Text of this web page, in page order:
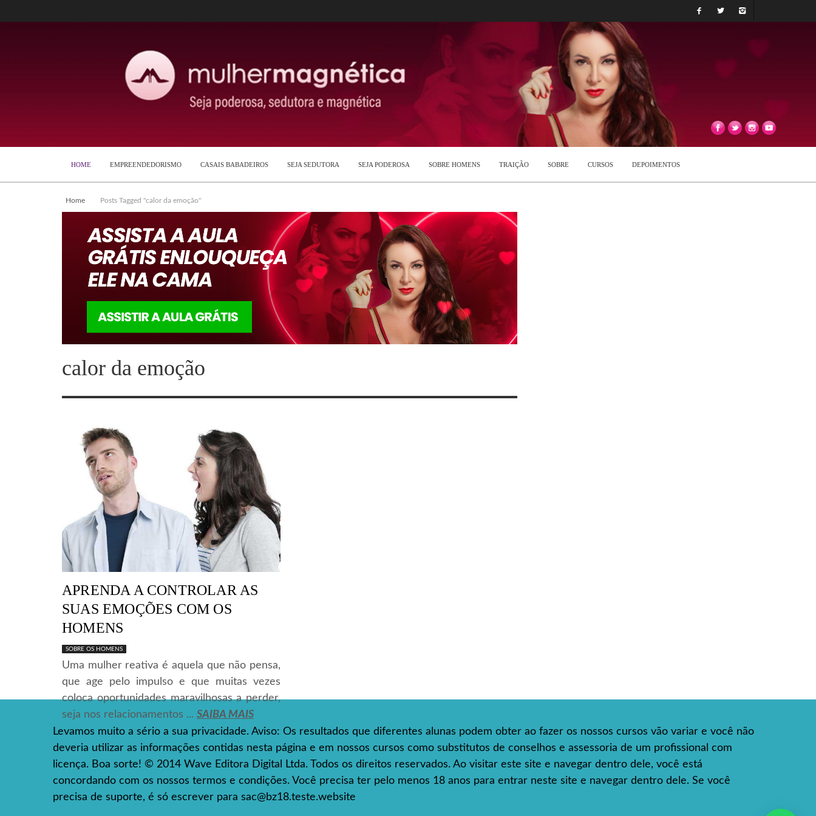
HOME EMPREENDEDORISMO CASAIS BABADEIROS SEJA SEDUTORA SEJA PODEROSA SOBRE HOMENS TRAIÇÃO SOBRE CURSOS DEPOIMENTOS
Home Posts Tagged "calor da emoção"
calor da emoção
APRENDA A CONTROLAR AS
SUAS EMOÇÕES COM OS
HOMENS
SOBRE OS HOMENS
Uma mulher reativa é aquela que não pensa,
que age pelo impulso e que muitas vezes
coloca oportunidades maravilhosas a perder,
seja nos relacionamentos ... SAIBA MAIS
Levamos muito a sério a sua privacidade. Aviso: Os resultados que diferentes alunas podem obter ao fazer os nossos cursos vão variar e você não
deveria utilizar as informações contidas nesta página e em nossos cursos como substitutos de conselhos e assessoria de um profissional com
licença. Boa sorte! © 2014 Wave Editora Digital Ltda. Todos os direitos reservados. Ao visitar este site e navegar dentro dele, você está
concordando com os nossos termos e condições. Você precisa ter pelo menos 18 anos para entrar neste site e navegar dentro dele. Se você
precisa de suporte, é só escrever para sac@bz18.teste.website